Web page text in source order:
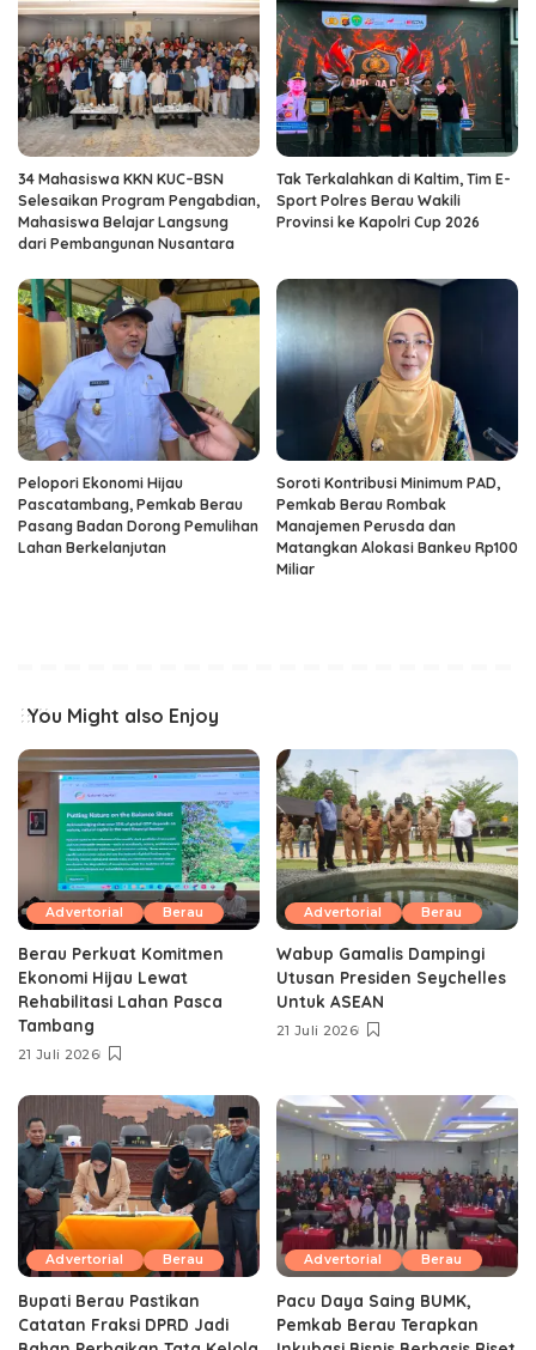
34 Mahasiswa KKN KUC–BSN
Selesaikan Program Pengabdian,
Mahasiswa Belajar Langsung
dari Pembangunan Nusantara
Tak Terkalahkan di Kaltim, Tim E-
Sport Polres Berau Wakili
Provinsi ke Kapolri Cup 2026
Pelopori Ekonomi Hijau
Pascatambang, Pemkab Berau
Pasang Badan Dorong Pemulihan
Lahan Berkelanjutan
Soroti Kontribusi Minimum PAD,
Pemkab Berau Rombak
Manajemen Perusda dan
Matangkan Alokasi Bankeu Rp100
Miliar
You Might also Enjoy
Advertorial Berau
Berau Perkuat Komitmen
Ekonomi Hijau Lewat
Rehabilitasi Lahan Pasca
Tambang
21 Juli 2026
Advertorial Berau
Wabup Gamalis Dampingi
Utusan Presiden Seychelles
Untuk ASEAN
21 Juli 2026
Advertorial Berau
Bupati Berau Pastikan
Catatan Fraksi DPRD Jadi
Advertorial Berau
Pacu Daya Saing BUMK,
Pemkab Berau Terapkan